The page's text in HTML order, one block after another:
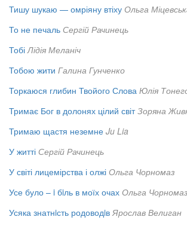
Тишу шукаю — омріяну втіху Ольга
То не печаль Сергій Рачинець
Тобі Лідія Меланіч
Тобою жити Галина Гунченко
Торкаюся глибин Твойого Слова Юлія
Тримає Бог в долонях цілий світ Зоряна
Тримаю щастя неземне Ju Lia
У житті Сергій Рачинець
У світі лицемірства і олжі Ольга Чорномаз
Усе було – i бiль в моїх очах Ольга
Усяка знатнiсть родоводiв Ярослав Велиган